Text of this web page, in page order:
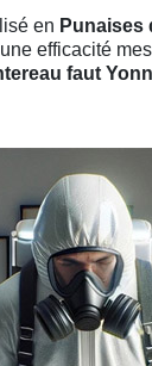
en Punaises
efficacité
faut